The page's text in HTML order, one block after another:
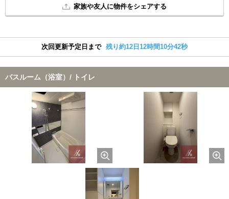
家族や友人に物件をシェアする
次回更新予定日まで 残り約12日12時間10分42秒
バスルーム（浴室）/ トイレ